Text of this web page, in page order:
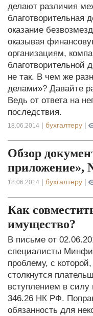
делают различия
благотворительная
оказание
оказывая
организациям,
благотворительной
не так. В чем же
делами»? Давайте
Ведь от ответа на
последствия.
18.06.2014 | бухгалтеру |
Обзор
приложение»,
18.06.2014 | бухгалтеру |
Как
имущество?
В письме от
специалисты
проблему, с
столкнутся
вступлением в силу
346.26 НК РФ.
обязанность для